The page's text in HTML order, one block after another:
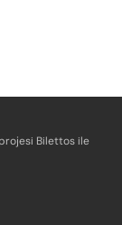
Bilettos ile